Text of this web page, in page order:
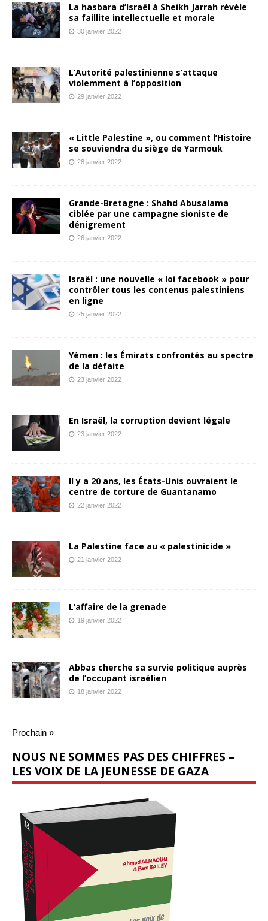
La hasbara d’Israël à Sheikh Jarrah révèle
sa faillite intellectuelle et morale
30 janvier 2022
L’Autorité palestinienne s’attaque
violemment à l’opposition
29 janvier 2022
« Little Palestine », ou comment l’Histoire
se souviendra du siège de Yarmouk
28 janvier 2022
Grande-Bretagne : Shahd Abusalama
ciblée par une campagne sioniste de
dénigrement
26 janvier 2022
Israël : une nouvelle « loi facebook » pour
contrôler tous les contenus palestiniens
en ligne
25 janvier 2022
Yémen : les Émirats confrontés au spectre
de la défaite
23 janvier 2022
En Israël, la corruption devient légale
23 janvier 2022
Il y a 20 ans, les États-Unis ouvraient le
centre de torture de Guantanamo
22 janvier 2022
La Palestine face au « palestinicide »
21 janvier 2022
L’affaire de la grenade
19 janvier 2022
Abbas cherche sa survie politique auprès
de l’occupant israélien
18 janvier 2022
Prochain »
NOUS NE SOMMES PAS DES CHIFFRES –
LES VOIX DE LA JEUNESSE DE GAZA